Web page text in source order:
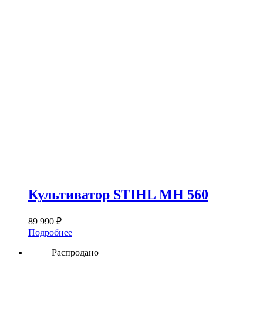
Культиватор STIHL MH 560
89 990 ₽
Подробнее
Распродано